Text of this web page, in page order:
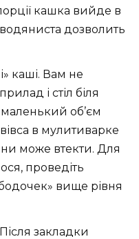
кашка вийде в
водяниста дозволить
каші. Вам не
і стіл біля
об’єм
в мулитиварке
може втекти. Для
проведіть
вище рівня
закладки